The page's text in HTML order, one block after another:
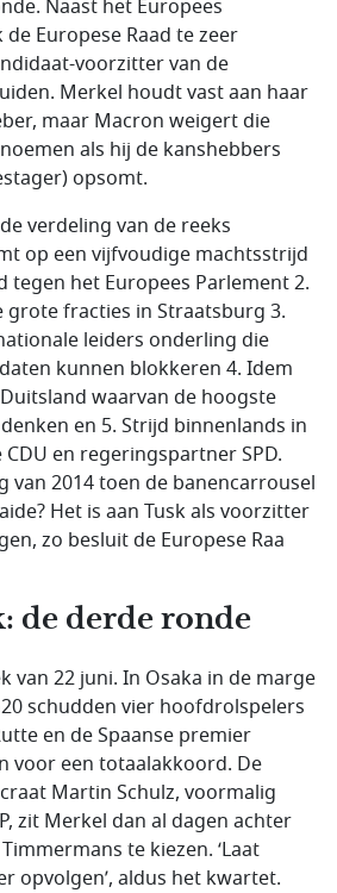
Naast het Europees
Europese Raad te zeer
voorzitter van de
Merkel houdt vast aan haar
maar Macron weigert die
als hij de kanshebbers
opsomt.
verdeling van de reeks
op een vijfvoudige machtsstrijd
tegen het Europees Parlement 2.
grote fracties in Straatsburg 3.
leiders onderling die
kunnen blokkeren 4. Idem
waarvan de hoogste
en 5. Strijd binnenlands in
en regeringspartner SPD.
van 2014 toen de banencarrousel
Het is aan Tusk als voorzitter
zo besluit de Europese Raa
de derde ronde
van 22 juni. In Osaka in de marge
schudden vier hoofdrolspelers
en de Spaanse premier
voor een totaalakkoord. De
Martin Schulz, voormalig
zit Merkel dan al dagen achter
te kiezen. ‘Laat
opvolgen’, aldus het kwartet.